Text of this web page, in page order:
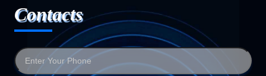
Contacts